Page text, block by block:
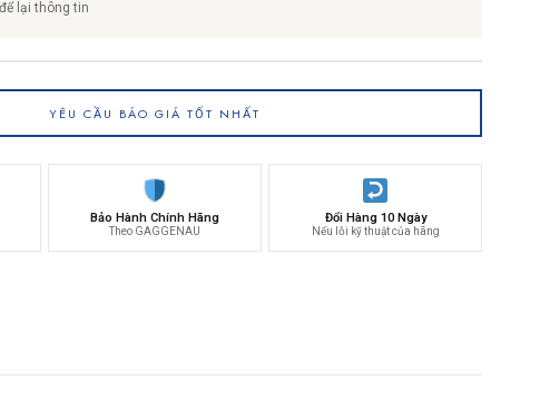
lại thông tin
YÊU CẦU BÁO GIÁ TỐT NHẤT
Bảo Hành Chính Hãng
Theo GAGGENAU
Đổi Hàng 10 Ngày
Nếu lỗi kỹ thuật của hãng